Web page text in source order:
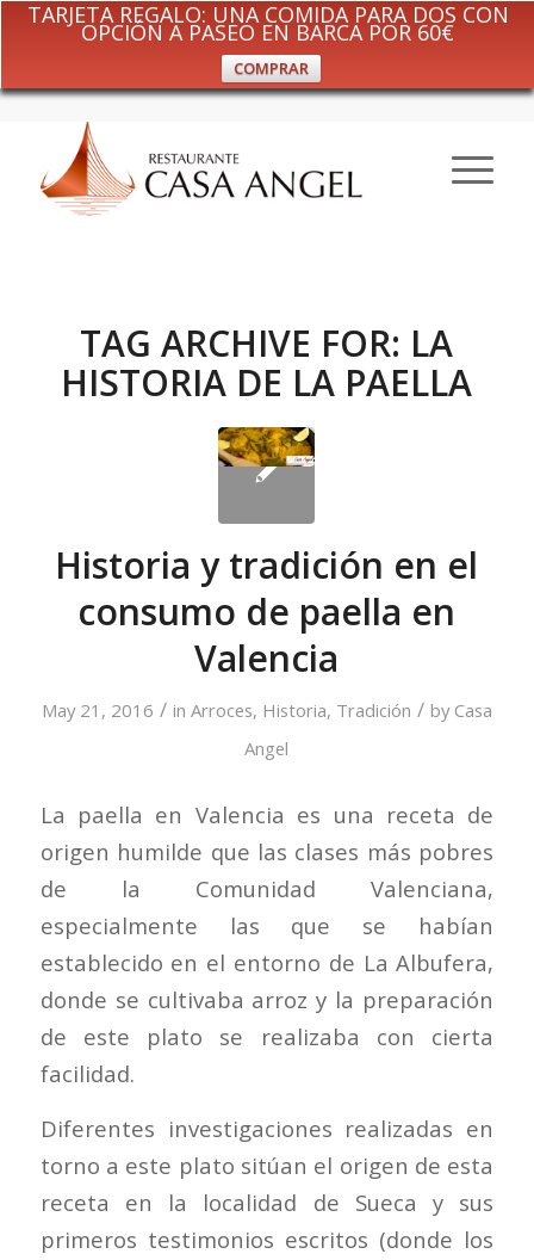
TARJETA REGALO: UNA COMIDA PARA DOS CON
OPCIÓN A PASEO EN BARCA POR 60€
COMPRAR
TAG ARCHIVE FOR: LA
HISTORIA DE LA PAELLA
Historia y tradición en el
consumo de paella en
Valencia
May 21, 2016 / in Arroces, Historia, Tradición / by Casa
Angel
La paella en Valencia es una receta de
origen humilde que las clases más pobres
de la Comunidad Valenciana,
especialmente las que se habían
establecido en el entorno de La Albufera,
donde se cultivaba arroz y la preparación
de este plato se realizaba con cierta
facilidad.
Diferentes investigaciones realizadas en
torno a este plato sitúan el origen de esta
receta en la localidad de Sueca y sus
primeros testimonios escritos (donde los